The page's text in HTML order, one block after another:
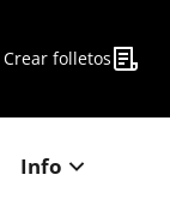
Crear folletos
Info